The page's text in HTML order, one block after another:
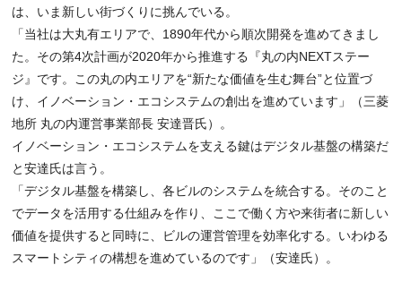
は、いま新しい街づくりに挑んでいる。
「当社は大丸有エリアで、1890年代から順次開発を進めてきまし
た。その第4次計画が2020年から推進する『丸の内NEXTステー
ジ』です。この丸の内エリアを“新たな価値を生む舞台”と位置づ
け、イノベーション・エコシステムの創出を進めています」（三菱
地所 丸の内運営事業部長 安達晋氏）。
イノベーション・エコシステムを支える鍵はデジタル基盤の構築だ
と安達氏は言う。
「デジタル基盤を構築し、各ビルのシステムを統合する。そのこと
でデータを活用する仕組みを作り、ここで働く方や来街者に新しい
価値を提供すると同時に、ビルの運営管理を効率化する。いわゆる
スマートシティの構想を進めているのです」（安達氏）。